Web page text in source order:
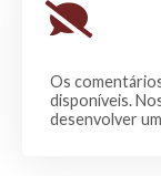
Os
disponíveis.
desenvolver